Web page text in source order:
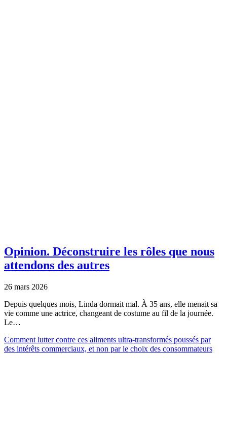
Opinion. Déconstruire les rôles que nous
attendons des autres
26 mars 2026
Depuis quelques mois, Linda dormait mal. À 35 ans, elle menait sa
vie comme une actrice, changeant de costume au fil de la journée.
Le…
Comment lutter contre ces aliments ultra-transformés poussés par
des intérêts commerciaux, et non par le choix des consommateurs